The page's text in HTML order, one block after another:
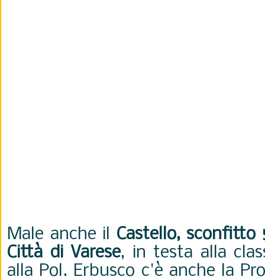
Male anche il Castello, sconfitto
Città di Varese, in testa alla
alla Pol. Erbusco c'è anche la